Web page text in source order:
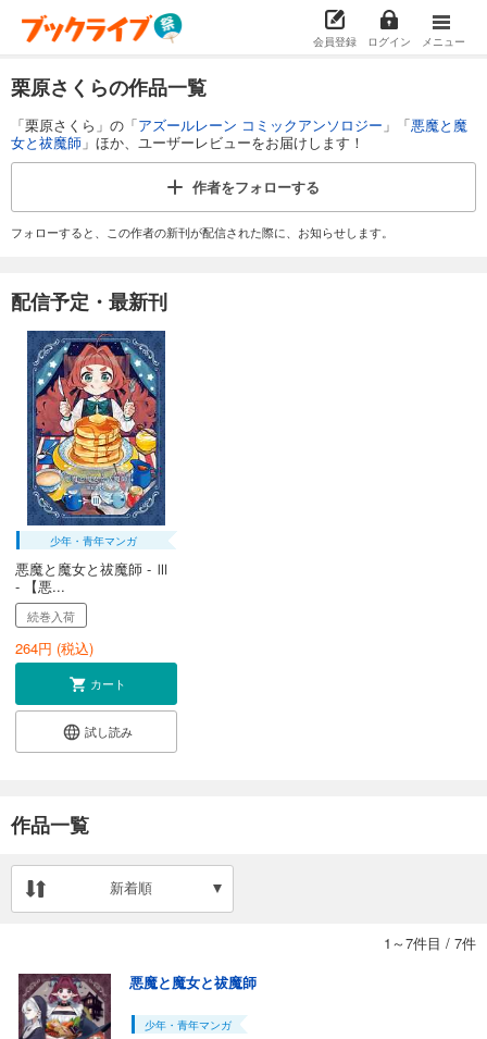
会員登録 ログイン メニュー
栗原さくらの作品一覧
「栗原さくら」の「アズールレーン コミックアンソロジー 」「悪魔と魔
女と祓魔師 」ほか、ユーザーレビューをお届けします！
作者をフォローする
フォローすると、この作者の新刊が配信された際に、お知らせします。
配信予定・最新刊
少年・青年マンガ
悪魔と魔女と祓魔師 - Ⅲ
- 【悪...
続巻入荷
264円 (税込)
カート
試し読み
作品一覧
新着順
1～7件目 / 7件
悪魔と魔女と祓魔師
少年・青年マンガ